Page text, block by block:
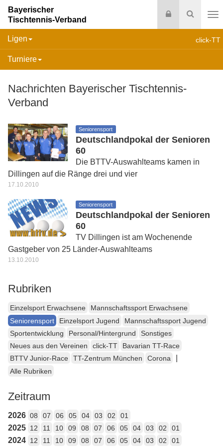
Suche
Login
Bayerischer
Tischtennis-Verband
click-TT
Ligen
Turniere
Nachrichten Bayerischer Tischtennis-
Verband
Seniorensport
Deutschlandpokal der Senioren
60
Die BTTV-Auswahlteams kamen in
Dillingen auf die Ränge drei und vier
17.10.2010
Seniorensport
Deutschlandpokal der Senioren
60
TV Dillingen ist am Wochenende
Gastgeber von 25 Länder-Auswahlteams
13.10.2010
Rubriken
Einzelsport Erwachsene
Mannschaftssport Erwachsene
Seniorensport
Einzelsport Jugend
Mannschaftssport Jugend
Sportentwicklung
Personal/Hintergrund
Sonstiges
Neues aus den Vereinen
click-TT
Bavarian TT-Race
BTTV Junior-Race
TT-Zentrum München Corona
Alle Rubriken
Zeitraum
2026 08 07 06 05 04 03 02 01
2025 12 11 10 09 08 07 06 05 04 03 02 01
2024 12 11 10 09 08 07 06 05 04 03 02 01